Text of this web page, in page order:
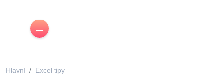
Hlavní Excel tipy